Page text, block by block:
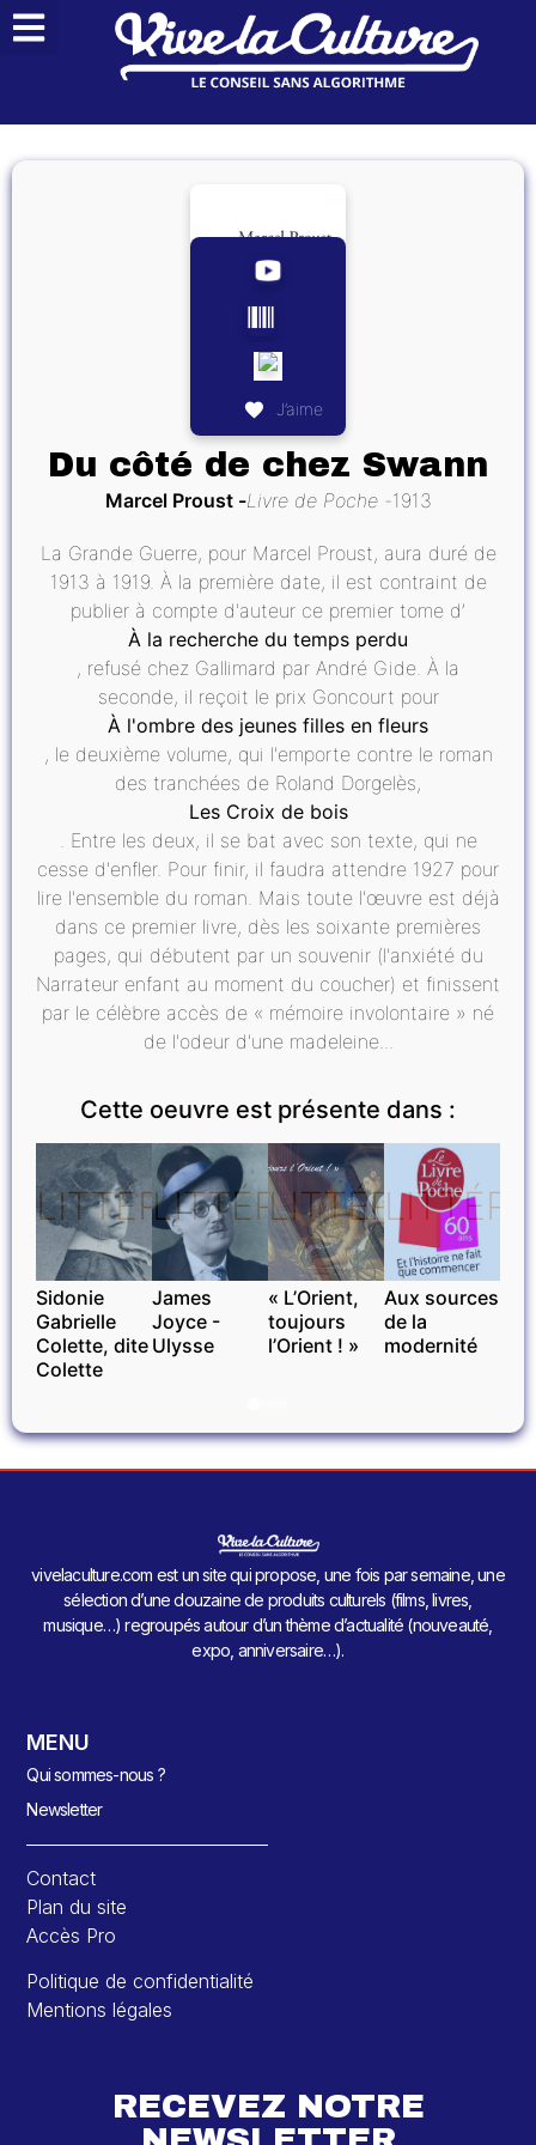
J’aime
Du côté de chez Swann
Marcel Proust Livre de Poche 1913
La Grande Guerre, pour Marcel Proust, aura duré de
1913 à 1919. À la première date, il est contraint de
publier à compte d'auteur ce premier tome d’
À la recherche du temps perdu
, refusé chez Gallimard par André Gide. À la
seconde, il reçoit le prix Goncourt pour
À l'ombre des jeunes filles en fleurs
, le deuxième volume, qui l'emporte contre le roman
des tranchées de Roland Dorgelès,
Les Croix de bois
. Entre les deux, il se bat avec son texte, qui ne
cesse d'enfler. Pour finir, il faudra attendre 1927 pour
lire l'ensemble du roman. Mais toute l'œuvre est déjà
dans ce premier livre, dès les soixante premières
pages, qui débutent par un souvenir (l'anxiété du
Narrateur enfant au moment du coucher) et finissent
par le célèbre accès de « mémoire involontaire » né
de l'odeur d'une madeleine...
Cette oeuvre est présente dans :
LITTÉRATURE
Sidonie
Gabrielle
Colette, dite
Colette
LITTÉRATURE
James
Joyce -
Ulysse
LITTÉRATURE
« L’Orient,
toujours
l’Orient ! »
Aux sources
de la
modernité
vivelaculture.com est un site qui propose, une fois par semaine, une
sélection d’une douzaine de produits culturels (films, livres,
musique…) regroupés autour d’un thème d’actualité (nouveauté,
expo, anniversaire…).
MENU
Qui sommes-nous ?
Newsletter
Contact
Plan du site
Accès Pro
Politique de confidentialité
Mentions légales
RECEVEZ NOTRE